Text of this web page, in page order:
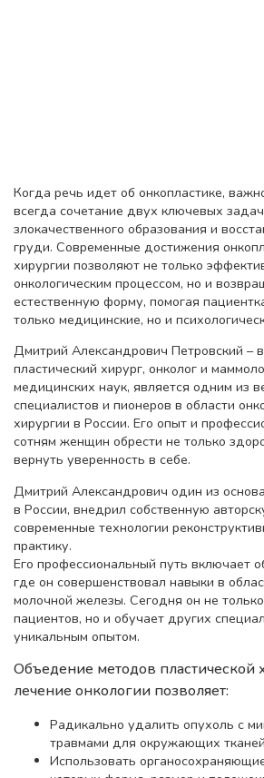
Когда речь идет об онкопластике,
всегда сочетание двух ключевых
злокачественного образования и
груди. Современные достижения
хирургии позволяют не только
онкологическим процессом, но и
естественную форму, помогая
только медицинские, но и
Дмитрий Александрович Петровский –
пластический хирург, онколог и
медицинских наук, является одним из
специалистов и пионеров в области
хирургии в России. Его опыт и
сотням женщин обрести не только
вернуть уверенность в себе.
Дмитрий Александрович один из
в России, внедрил собственную
современные технологии
практику.
Его профессиональный путь включает
где он совершенствовал навыки в
молочной железы. Сегодня он не
пациентов, но и обучает других
уникальным опытом.
Объедение методов пластической
лечение онкологии позволяет:
Радикально удалить опухоль с
травмами для окружающих
Использовать